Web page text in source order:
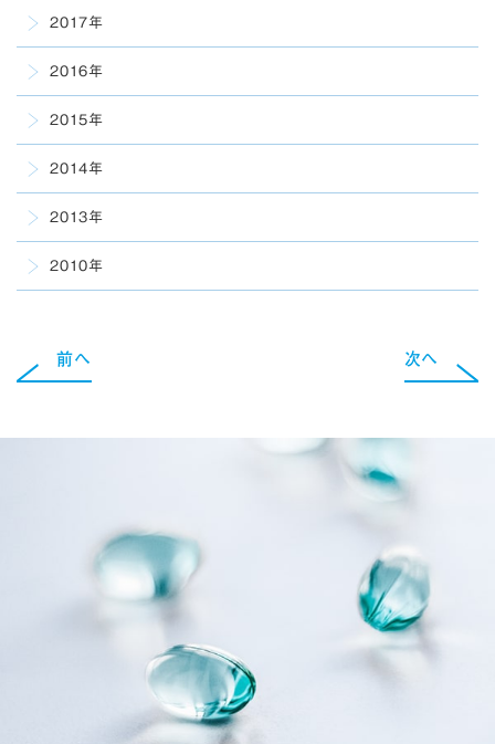
2017年
2016年
2015年
2014年
2013年
2010年
前へ 次へ